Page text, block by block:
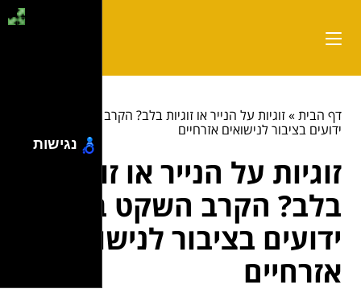
דף הבית»זוגיות על הנייר או זוגיות בלב? הקרב השקט בין
ידועים בציבור לנישואים אזרחיים
זוגיות על הנייר או זוגיות
בלב? הקרב השקט בין
ידועים בציבור לנישואים
אזרחיים
נגישות